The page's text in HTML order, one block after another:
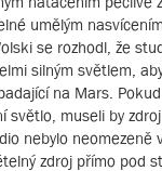
umělým
se rozhodl, že
silným světlem,
na Mars.
světlo, museli by
nebylo neomezeně
zdroj přímo pod